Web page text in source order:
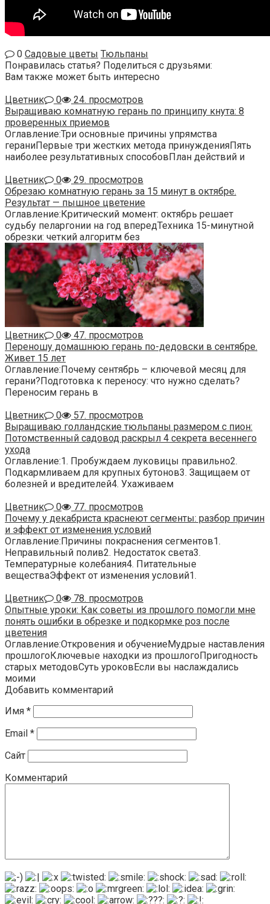
0 Садовые цветы Тюльпаны
Понравилась статья? Поделиться с друзьями:
Вам также может быть интересно
Цветник
0
24. просмотров
Выращиваю комнатную герань по принципу кнута: 8
проверенных приемов
Оглавление:Три основные причины упрямства
гераниПервые три жестких метода принужденияПять
наиболее результативных способовПлан действий и
Цветник
0
29. просмотров
Обрезаю комнатную герань за 15 минут в октябре.
Результат — пышное цветение
Оглавление:Критический момент: октябрь решает
судьбу пеларгонии на год впередТехника 15-минутной
обрезки: четкий алгоритм без
Цветник 0
47. просмотров
Переношу домашнюю герань по-дедовски в сентябре.
Живет 15 лет
Оглавление:Почему сентябрь – ключевой месяц для
герани?Подготовка к переносу: что нужно сделать?
Переносим герань в
Цветник
0
57. просмотров
Выращиваю голландские тюльпаны размером с пион:
Потомственный садовод раскрыл 4 секрета весеннего
ухода
Оглавление:1. Пробуждаем луковицы правильно2.
Подкармливаем для крупных бутонов3. Защищаем от
болезней и вредителей4. Ухаживаем
Цветник
0
77. просмотров
Почему у декабриста краснеют сегменты: разбор причин
и эффект от изменения условий
Оглавление:Причины покраснения сегментов1.
Неправильный полив2. Недостаток света3.
Температурные колебания4. Питательные
веществаЭффект от изменения условий1.
Цветник
0
78. просмотров
Опытные уроки: Как советы из прошлого помогли мне
понять ошибки в обрезке и подкормке роз после
цветения
Оглавление:Откровения и обучениеМудрые наставления
прошлогоКлючевые находки из прошлогоПригодность
старых методовСуть уроковЕсли вы наслаждались
моими
Добавить комментарий
Имя *
Email *
Сайт
Комментарий